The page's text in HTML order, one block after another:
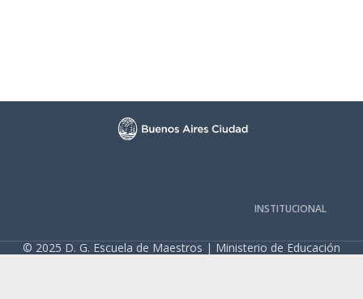
INSTITUCIONAL
© 2025 D. G. Escuela de Maestros | Ministerio de Educación